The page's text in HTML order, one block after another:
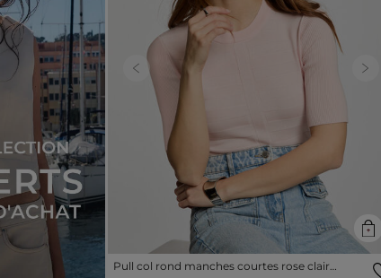
Previous
Pull col rond manches courtes rose clair